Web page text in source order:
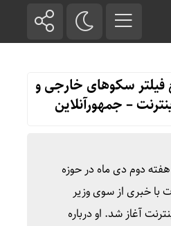
فیلتر سکوهای خارجی و
– جمهورآنلاین
دوم دی ماه در حوزه
با خبری از سوی وزیر
آغاز شد. او درباره